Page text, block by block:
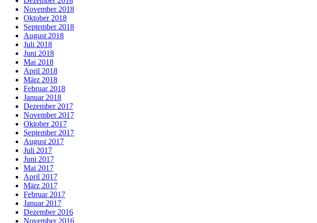
November 2018
Oktober 2018
September 2018
August 2018
Juli 2018
Juni 2018
Mai 2018
April 2018
März 2018
Februar 2018
Januar 2018
Dezember 2017
November 2017
Oktober 2017
September 2017
August 2017
Juli 2017
Juni 2017
Mai 2017
April 2017
März 2017
Februar 2017
Januar 2017
Dezember 2016
November 2016